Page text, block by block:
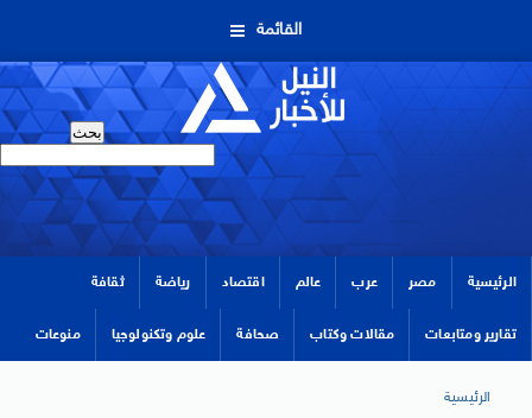
القائمة
الرئيسية مصر عرب عالم اقتصاد رياضة ثقافة
تقارير ومتابعات مقالات وكتاب صحافة علوم وتكنولوجيا منوعات
الرئيسية